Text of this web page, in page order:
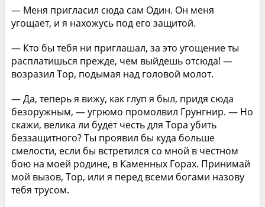
— Меня пригласил сюда сам Один. Он меня
угощает, и я нахожусь под его защитой.
— Кто бы тебя ни приглашал, за это угощение ты
расплатишься прежде, чем выйдешь отсюда! —
возразил Тор, подымая над головой молот.
— Да, теперь я вижу, как глуп я был, придя сюда
безоружным, — угрюмо промолвил Грунгнир. — Но
скажи, велика ли будет честь для Тора убить
беззащитного? Ты проявил бы куда больше
смелости, если бы встретился со мной в честном
бою на моей родине, в Каменных Горах. Принимай
мой вызов, Тор, или я перед всеми богами назову
тебя трусом.